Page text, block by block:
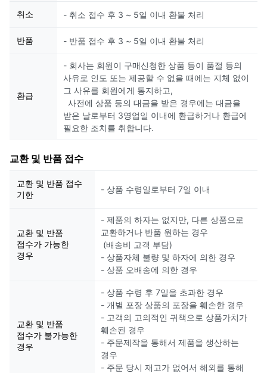
취소 - 취소 접수 후 3 ~ 5일 이내 환불 처리
반품 - 반품 접수 후 3 ~ 5일 이내 환불 처리
환급
- 회사는 회원이 구매신청한 상품 등이 품절 등의
사유로 인도 또는 제공할 수 없을 때에는 지체 없이
그 사유를 회원에게 통지하고,
사전에 상품 등의 대금을 받은 경우에는 대금을
받은 날로부터 3영업일 이내에 환급하거나 환급에
필요한 조치를 취합니다.
교환 및 반품 접수
교환 및 반품 접수
기한
- 상품 수령일로부터 7일 이내
교환 및 반품
접수가 가능한
경우
- 제품의 하자는 없지만, 다른 상품으로
교환하거나 반품 원하는 경우
(배송비 고객 부담)
- 상품자체 불량 및 하자에 의한 경우
- 상품 오배송에 의한 경우
교환 및 반품
접수가 불가능한
경우
- 상품 수령 후 7일을 초과한 경우
- 개별 포장 상품의 포장을 훼손한 경우
- 고객의 고의적인 귀책으로 상품가치가
훼손된 경우
- 주문제작을 통해서 제품을 생산하는
경우
- 주문 당시 재고가 없어서 해외를 통해